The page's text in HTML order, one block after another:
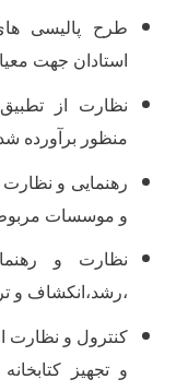
طرح پالیسی
استادان جهت
نظارت از
منظور برآورده
رهنمایی و
و موسسات
نظارت و
،رشد،انکشاف و
کنترول و نظارت
و تجهیز